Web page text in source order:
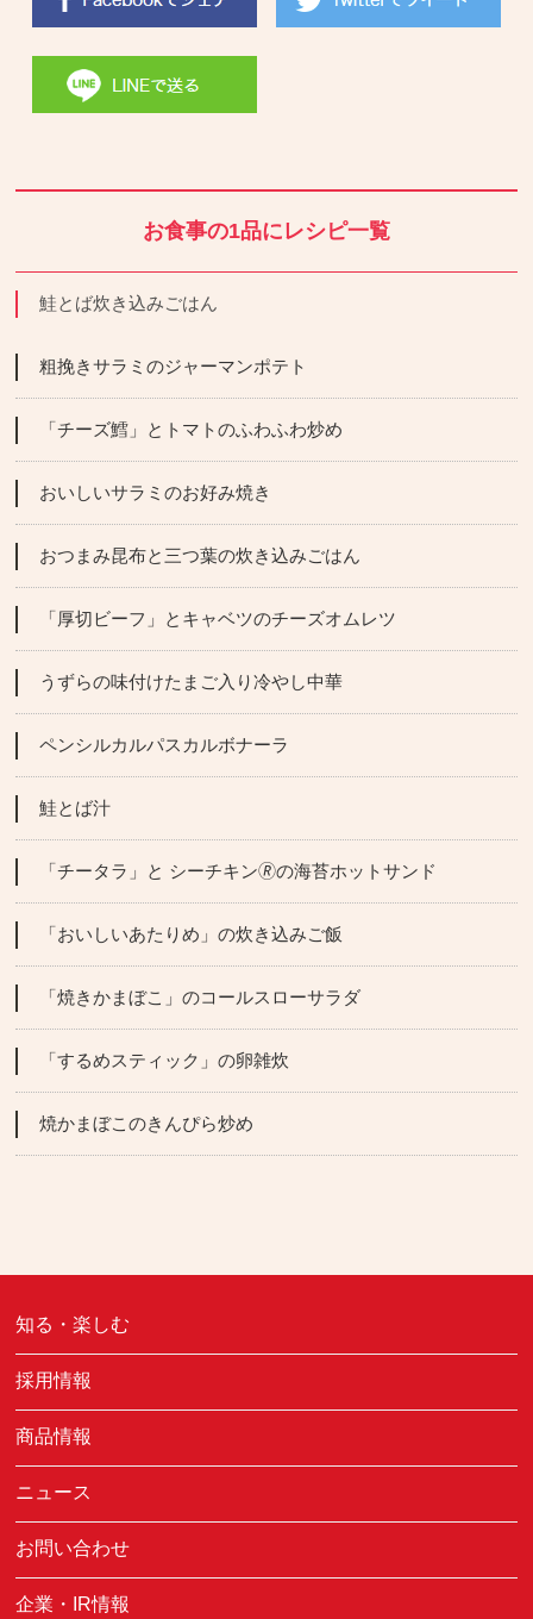
お食事の1品にレシピ一覧
鮭とば炊き込みごはん
粗挽きサラミのジャーマンポテト
「チーズ鱈」とトマトのふわふわ炒め
おいしいサラミのお好み焼き
おつまみ昆布と三つ葉の炊き込みごはん
「厚切ビーフ」とキャベツのチーズオムレツ
うずらの味付けたまご入り冷やし中華
ペンシルカルパスカルボナーラ
鮭とば汁
「チータラ」と シーチキン🄬の海苔ホットサンド
「おいしいあたりめ」の炊き込みご飯
「焼きかまぼこ」のコールスローサラダ
「するめスティック」の卵雑炊
焼かまぼこのきんぴら炒め
知る・楽しむ
採用情報
商品情報
ニュース
お問い合わせ
企業・IR情報